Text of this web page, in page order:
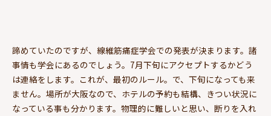
諦めていたのですが、線維筋痛症学会での発表が決まります。諸
事情も学会にあるのでしょう。7月下旬にアクセプトするかどう
は連絡をします。これが、最初のルール。で、下旬になっても来
ません。場所が大阪なので、ホテルの予約も結構、きつい状況に
なっている事も分かります。物理的に難しいと思い、断りを入れ